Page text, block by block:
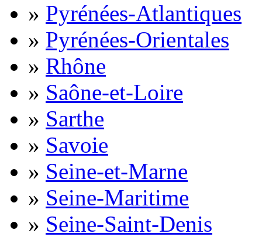
» Pyrénées-Atlantiques
» Pyrénées-Orientales
» Rhône
» Saône-et-Loire
» Sarthe
» Savoie
» Seine-et-Marne
» Seine-Maritime
» Seine-Saint-Denis